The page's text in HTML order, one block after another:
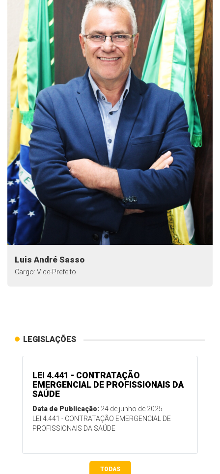
Luis André Sasso
Cargo: Vice-Prefeito
LEGISLAÇÕES
LEI 4.441 - CONTRATAÇÃO
EMERGENCIAL DE PROFISSIONAIS DA
SAÚDE
Data de Publicação: 24 de junho de 2025
LEI 4.441 - CONTRATAÇÃO EMERGENCIAL DE
PROFISSIONAIS DA SAÚDE
TODAS